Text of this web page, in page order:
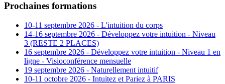
Prochaines formations
10-11 septembre 2026 - L'intuition du corps
14-16 septembre 2026 - Développez votre intuition - Niveau
3 (RESTE 2 PLACES)
16 septembre 2026 - Développez votre intuition - Niveau 1 en
ligne - Visioconférence mensuelle
19 septembre 2026 - Naturellement intuitif
10-11 octobre 2026 - Intuitez et Pariez à PARIS